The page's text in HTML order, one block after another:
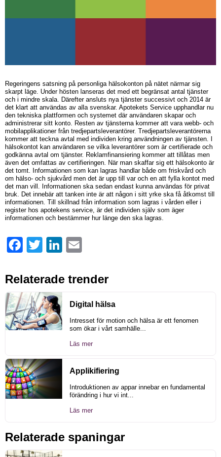
Regeringens satsning på personliga hälsokonton på nätet närmar sig
skarpt läge. Under hösten lanseras det med ett begränsat antal tjänster
och i mindre skala. Därefter ansluts nya tjänster successivt och 2014 är
det klart att användas av alla svenskar. Apotekets Service upphandlar nu
den tekniska plattformen och systemet där användaren skapar och
administrerar sitt konto. Resten av tjänsterna kommer att vara webb- och
mobilapplikationer från tredjepartsleverantörer. Tredjepartsleverantörerna
kommer att teckna avtal med individen kring användningen av tjänsten. I
hälsokontot kan användaren se vilka leverantörer som är certifierade och
godkänna avtal om tjänster. Reklamfinansiering kommer att tillåtas men
även det omfattas av certifieringen. När man skaffar sig ett hälsokonto är
det tomt. Informationen som kan lagras handlar både om friskvård och
om hälso- och sjukvård men det är upp till var och en att fylla kontot med
det man vill. Informationen ska sedan endast kunna användas för privat
bruk. Det innebär att tanken inte är att någon i sitt yrke ska få åtkomst till
informationen. Till skillnad från information som lagras i vården eller i
register hos apotekens service, är det individen själv som äger
informationen och bestämmer hur länge den ska lagras.
FacebookTwitter LinkedIn
Relaterade trender
Digital hälsa
Intresset för motion och hälsa är ett fenomen
som ökar i vårt samhälle...
Läs mer
Applikifiering
Introduktionen av appar innebar en fundamental
förändring i hur vi int...
Läs mer
Relaterade spaningar